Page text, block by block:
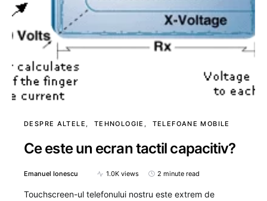
DESPRE ALTELE TEHNOLOGIE TELEFOANE MOBILE
Ce este un ecran tactil capacitiv?
Emanuel Ionescu 1.0K views 2 minute read
Touchscreen-ul telefonului nostru este extrem de